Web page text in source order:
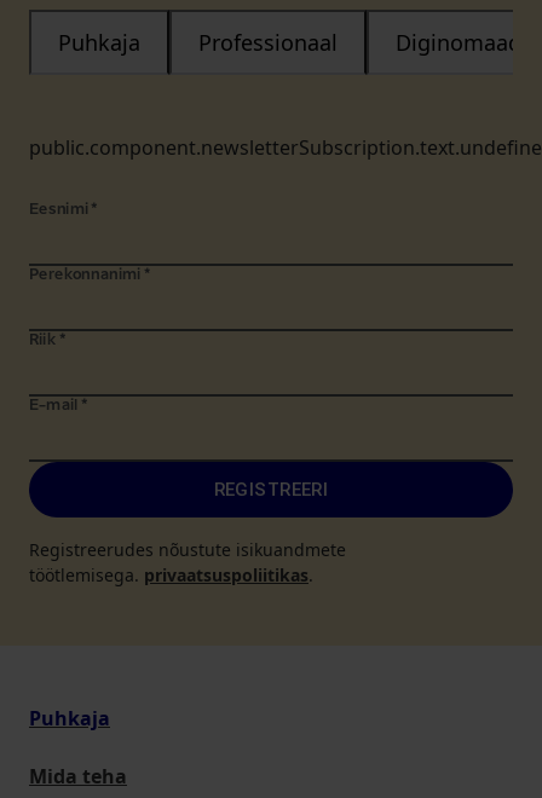
Puhkaja Professionaal Diginomaad
Eesnimi *
Perekonnanimi *
Riik *
E-mail *
REGISTREERI
Registreerudes nõustute isikuandmete
töötlemisega. privaatsuspoliitikas.
Puhkaja
Mida teha